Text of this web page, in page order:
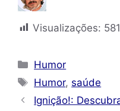
Visualizações: 581
Categorias
Humor
Tags
Humor, saúde
Ignição!: